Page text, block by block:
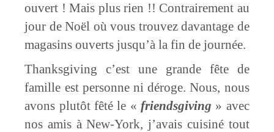
ouvert ! Mais plus rien !! Contrairement au
jour de Noël où vous trouvez davantage de
magasins ouverts jusqu’à la fin de journée.
Thanksgiving c’est une grande fête de
famille est personne ni déroge. Nous, nous
avons plutôt fêté le « friendsgiving » avec
nos amis à New-York, j’avais cuisiné tout